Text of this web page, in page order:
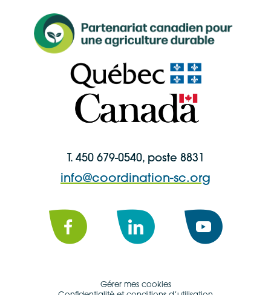
T. 450 679-0540, poste 8831
info@coordination-sc.org
Facebook LinkedIn YouTube
Gérer mes cookies